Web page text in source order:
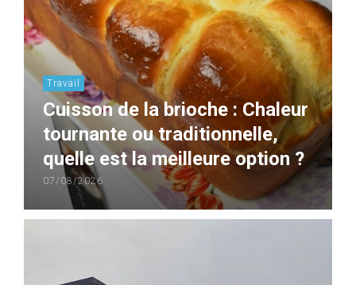
Travail
Cuisson de la brioche : Chaleur
tournante ou traditionnelle,
quelle est la meilleure option ?
07/08/2026